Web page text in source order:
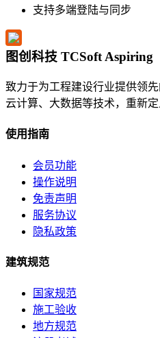
支持多端登陆与同步
图创科技 TCSoft Aspiring
致力于为工程建设行业提供领
云计算、大数据等技术，重新定
使用指南
会员功能
操作说明
免责声明
服务协议
隐私政策
建筑规范
国家规范
施工验收
地方规范